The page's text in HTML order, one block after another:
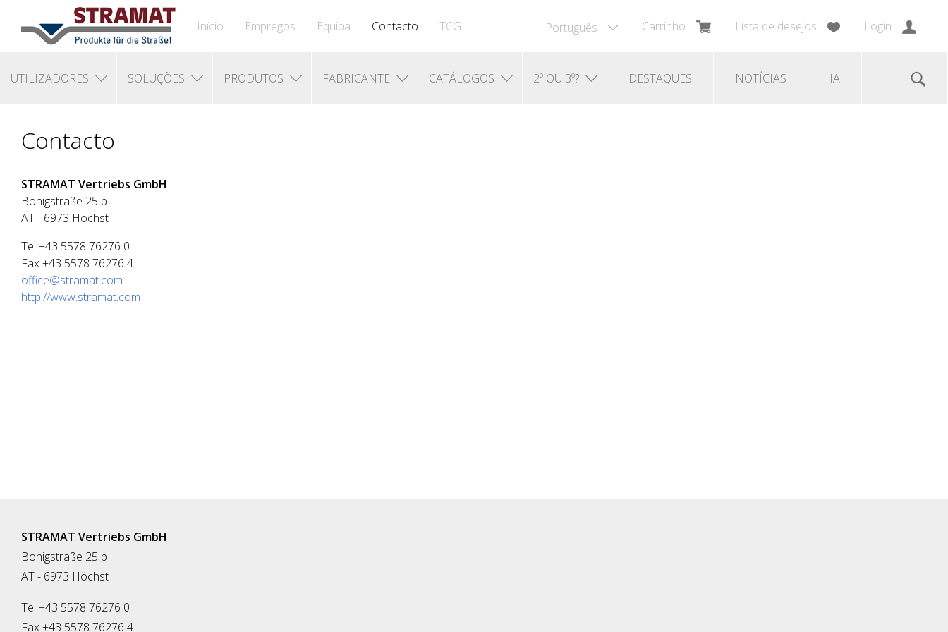
Português Carrinho Lista de desejos Login
Início Empregos Equipa Contacto TCG
UTILIZADORES SOLUÇÕES PRODUTOS FABRICANTE CATÁLOGOS 2º OU 3º? DESTAQUES NOTÍCIAS IA
Contacto
STRAMAT Vertriebs GmbH
Bonigstraße 25 b
AT - 6973 Höchst
Tel +43 5578 76276 0
Fax +43 5578 76276 4
office@stramat.com
http://www.stramat.com
STRAMAT Vertriebs GmbH
Bonigstraße 25 b
AT - 6973 Höchst
Tel +43 5578 76276 0
Fax +43 5578 76276 4